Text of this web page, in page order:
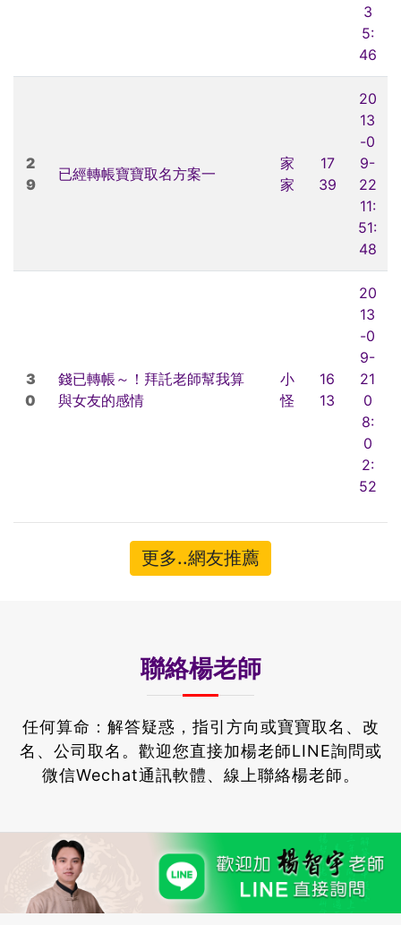
3
5:
46
2
9
已經轉帳寶寶取名方案一
家
家
17
39
20
13
-0
9-
22
11:
51:
48
3
0
錢已轉帳～！拜託老師幫我算
與女友的感情
小
怪
16
13
20
13
-0
9-
21
0
8:
0
2:
52
更多..網友推薦
聯絡楊老師
任何算命：解答疑惑，指引方向或寶寶取名、改
名、公司取名。 歡迎您直接加楊老師LINE詢問或
微信Wechat通訊軟體、線上聯絡楊老師。